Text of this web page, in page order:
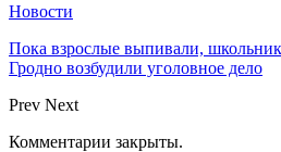
Новости
Пока взрослые выпивали,
Гродно возбудили уголовное дело
Prev Next
Комментарии закрыты.